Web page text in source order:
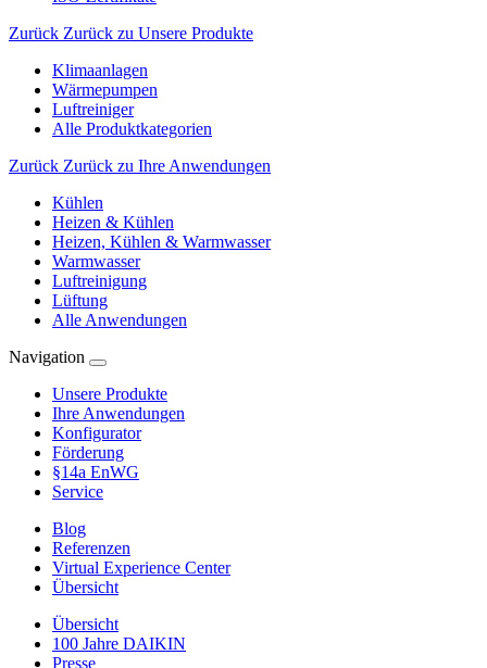
Zurück Zurück zu Unsere Produkte
Klimaanlagen
Wärmepumpen
Luftreiniger
Alle Produktkategorien
Zurück Zurück zu Ihre Anwendungen
Kühlen
Heizen & Kühlen
Heizen, Kühlen & Warmwasser
Warmwasser
Luftreinigung
Lüftung
Alle Anwendungen
Navigation
Unsere Produkte
Ihre Anwendungen
Konfigurator
Förderung
§14a EnWG
Service
Blog
Referenzen
Virtual Experience Center
Übersicht
Übersicht
100 Jahre DAIKIN
Presse